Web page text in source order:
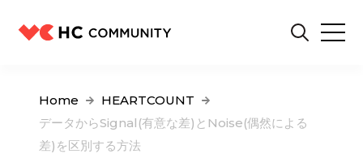
Home
HEARTCOUNT
データからSignal(有意な差)とNoise(偶然による
差)を区別する方法